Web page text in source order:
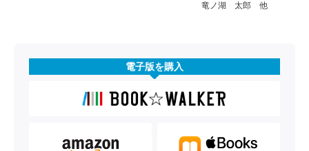
竜ノ湖 太郎 他
電子版を購入